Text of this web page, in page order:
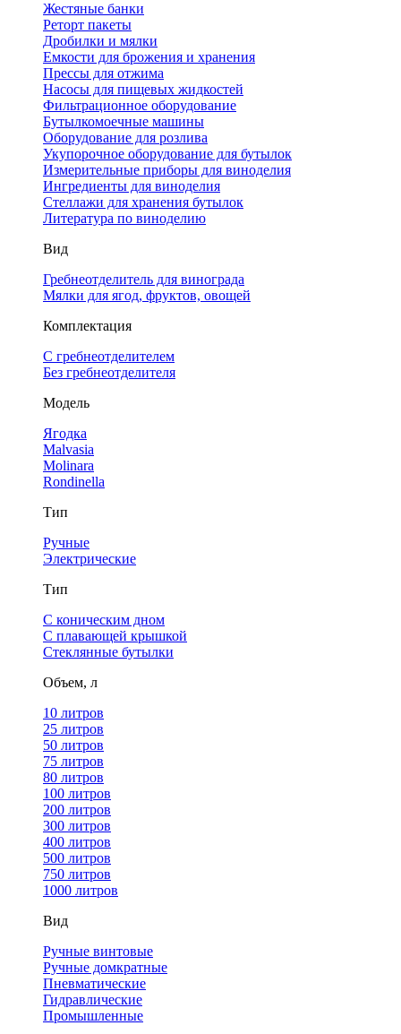
Жестяные банки
Реторт пакеты
Дробилки и мялки
Емкости для брожения и хранения
Прессы для отжима
Насосы для пищевых жидкостей
Фильтрационное оборудование
Бутылкомоечные машины
Оборудование для розлива
Укупорочное оборудование для бутылок
Измерительные приборы для виноделия
Ингредиенты для виноделия
Стеллажи для хранения бутылок
Литература по виноделию
Вид
Гребнеотделитель для винограда
Мялки для ягод, фруктов, овощей
Комплектация
С гребнеотделителем
Без гребнеотделителя
Модель
Ягодка
Malvasia
Molinara
Rondinella
Тип
Ручные
Электрические
Тип
С коническим дном
С плавающей крышкой
Стеклянные бутылки
Объем, л
10 литров
25 литров
50 литров
75 литров
80 литров
100 литров
200 литров
300 литров
400 литров
500 литров
750 литров
1000 литров
Вид
Ручные винтовые
Ручные домкратные
Пневматические
Гидравлические
Промышленные